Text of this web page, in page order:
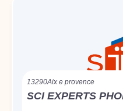
13290Aix e provence
SCI EXPERTS